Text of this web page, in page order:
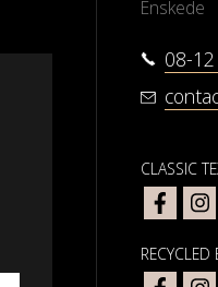
Enskede
08-
CLASSIC
RECYCLED